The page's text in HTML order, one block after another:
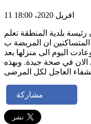
11 افريل 2020، 18:00
بلدية المنطقة تعلم
المتساكنين ان المريضة ب covid19 القاطنة بمركز سحنون قد
اليوم الى منزلها بعد
الان في صحة جيدة. وبهذه
مشاركة